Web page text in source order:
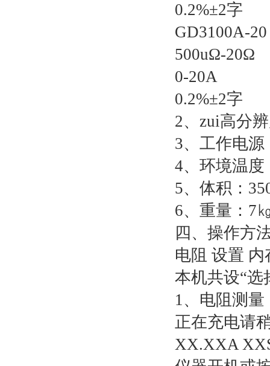
0.2%±2字
GD3100A-20
500uΩ-20Ω
0-20A
0.2%±2字
2、zui高分
3、工作电源
4、环境温
5、体积：
6、重量：7
四、操作方
电阻 设置 内
本机共设“选
1、电阻测量
正在充电请
XX.XXA